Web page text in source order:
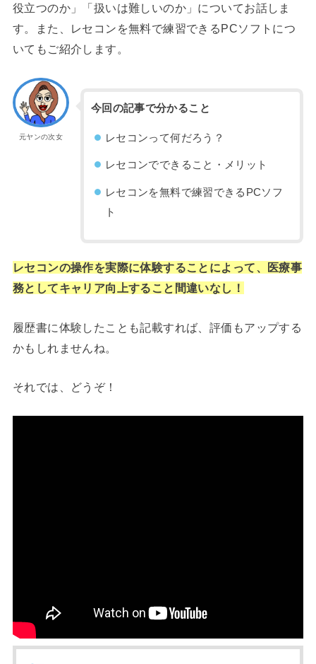
役立つのか」「扱いは難しいのか」についてお話しま
す。また、レセコンを無料で練習できるPCソフトにつ
いてもご紹介します。
元ヤンの次女
今回の記事で分かること
レセコンって何だろう？
レセコンでできること・メリット
レセコンを無料で練習できるPCソフ
ト
レセコンの操作を実際に体験することによって、医療事
務としてキャリア向上すること間違いなし！
履歴書に体験したことも記載すれば、評価もアップする
かもしれませんね。
それでは、どうぞ！